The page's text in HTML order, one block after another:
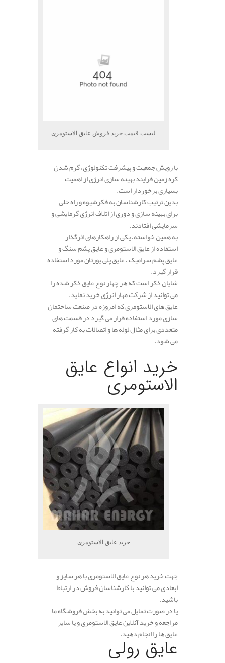
لیست قیمت خرید فروش عایق الاستومری
با رویش جمعیت و پیشرفت تکنولوژی، گرم شدن
کره زمین فرایند بهینه سازی انرژی از اهمیت
بسیاری برخوردار است.
بدین ترتیب کارشناسان به فکرشیوه و راه حلی
برای بهینه سازی و دوری از اتلاف انرژی گرمایشی و
سرمایشی افتادند.
به همین خواسته، یکی‌ از راهکارهای اثرگذار
استفاده از عایق الاستومری و عایق پشم سنگ و
عایق پشم سرامیک ، عایق پلی یورتان مورد استفاده
قرار گیرد.
شایان ذکر است که هر چهار نوع عایق ذکر شده را
می توانید از شرکت مهار انرژی خرید نماید.
عایق های الاستومری که امروزه در صنعت ساختمان
سازی مورد استفاده قرار می گیرد در قسمت های
متعددی برای مثال لوله ها و اتصالات به کار گرفته
می شود.
خرید انواع عایق
الاستومری
خرید عایق الاستومری
جهت خرید هر نوع عایق الاستومری با هر سایز و
ابعادی می توانید با کارشناسان فروش در ارتباط
باشید.
یا در صورت تمایل می توانید به بخش فروشگاه ما
مراجعه و خرید آنلاین عایق الاستومری و یا سایر
عایق ها را انجام دهید.
عایق رولی